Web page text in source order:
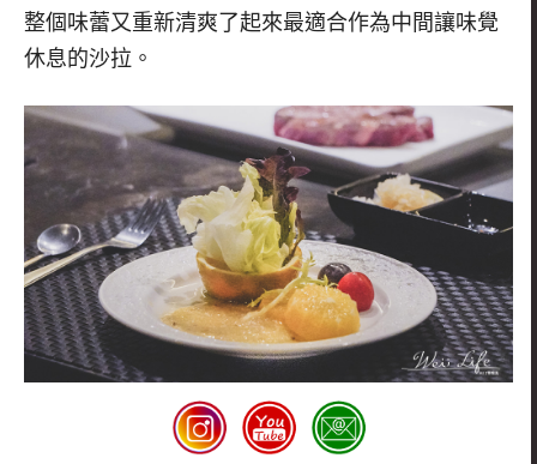
整個味蕾又重新清爽了起來最適合作為中間讓味覺
休息的沙拉。